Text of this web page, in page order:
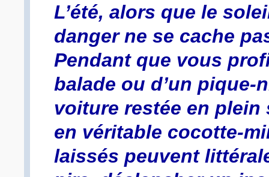
L’été, alors que le
danger ne se cache
Pendant que vous
balade ou d’un pique-
voiture restée en
en véritable cocotte-
laissés peuvent